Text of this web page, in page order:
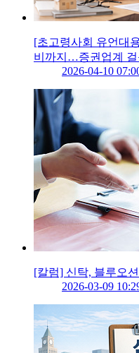
[초고령사회 유언대
비까지…증권업계
2026-04-10
[칼럼] 신탁, 블루오
2026-03-09